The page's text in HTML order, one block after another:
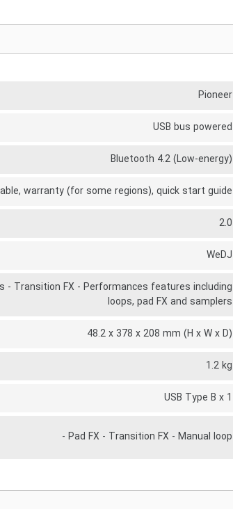
Pioneer
USB bus powered
Bluetooth 4.2 (Low-energy)
warranty (for some regions), quick start guide
2.0
WeDJ
- Transition FX - Performances features including
loops, pad FX and samplers
48.2 x 378 x 208 mm (H x W x D)
1.2 kg
USB Type B x 1
- Pad FX - Transition FX - Manual loop